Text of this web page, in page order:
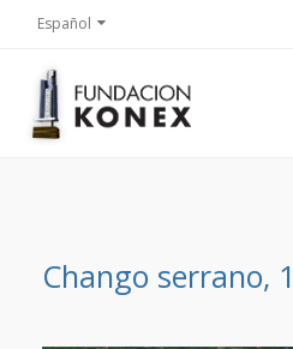
Español
Chango serrano,